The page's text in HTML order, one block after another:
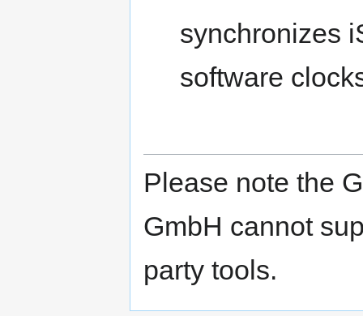
synchronizes
software
Please note the
GmbH cannot
party tools.